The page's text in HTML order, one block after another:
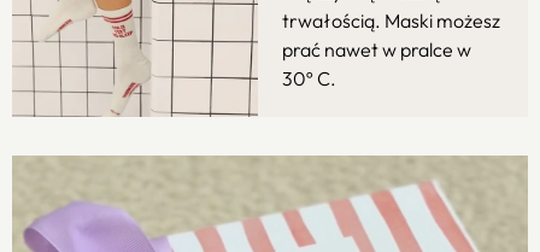
trwałością. Maski możesz
prać nawet w pralce w
30º C.